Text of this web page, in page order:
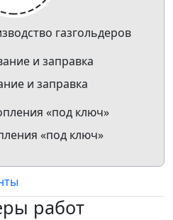
газгольдеров
и заправка
«под ключ»
работ